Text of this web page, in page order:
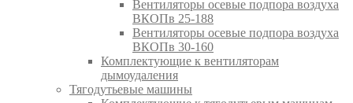
Вентиляторы осевые подпора воздуха
ВКОПв 25-188
Вентиляторы осевые подпора воздуха
ВКОПв 30-160
Комплектующие к вентиляторам
дымоудаления
Тягодутьевые машины